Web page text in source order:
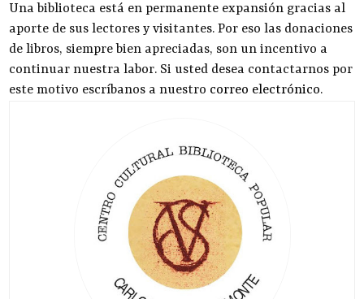
Una biblioteca está en permanente expansión gracias al
aporte de sus lectores y visitantes. Por eso las donaciones
de libros, siempre bien apreciadas, son un incentivo a
continuar nuestra labor. Si usted desea contactarnos por
este motivo escríbanos a nuestro correo electrónico.